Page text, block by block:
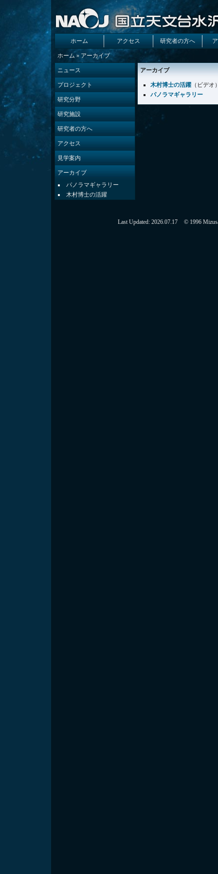
ホーム アクセス 研究者の方へ
ホーム » アーカイブ
ニュース
プロジェクト
研究分野
研究施設
研究者の方へ
アクセス
見学案内
アーカイブ
パノラマギャラリー
木村博士の活躍
アーカイブ
木村博士の活躍 （ビデオ
パノラマギャラリー
Last Updated: 2026.07.17 © 1996